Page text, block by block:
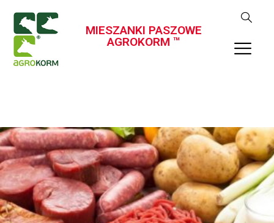
MIESZANKI PASZOWE
AGROKORM ™